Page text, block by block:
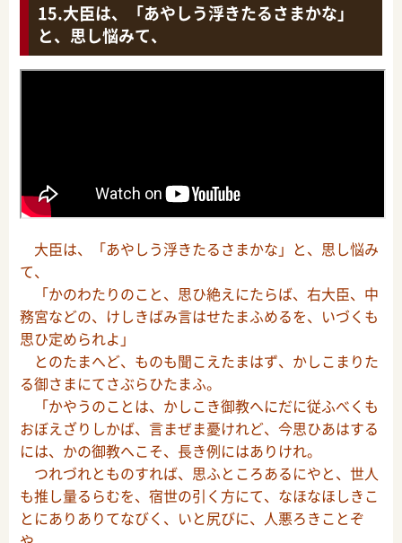
大臣は、「あやしう浮きたるさまかな」
と、思し悩みて、
大臣は、「あやしう浮きたるさまかな」と、思し悩み
て、
「かのわたりのこと、思ひ絶えにたらば、右大臣、中
務宮などの、けしきばみ言はせたまふめるを、いづくも
思ひ定められよ」
とのたまへど、ものも聞こえたまはず、かしこまりた
る御さまにてさぶらひたまふ。
「かやうのことは、かしこき御教へにだに従ふべくも
おぼえざりしかば、言まぜま憂けれど、今思ひあはする
には、かの御教へこそ、長き例にはありけれ。
つれづれとものすれば、思ふところあるにやと、世人
も推し量るらむを、宿世の引く方にて、なほなほしきこ
とにありありてなびく、いと尻びに、人悪ろきことぞ